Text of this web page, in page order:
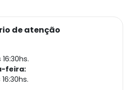
de atenção
feira: